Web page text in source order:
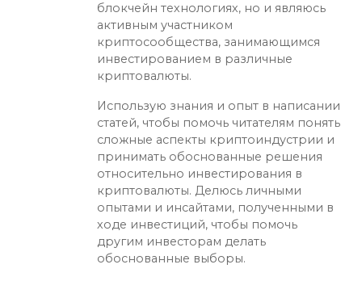
блокчейн технологиях, но и являюсь
активным участником
криптосообщества, занимающимся
инвестированием в различные
криптовалюты.
Использую знания и опыт в написании
статей, чтобы помочь читателям понять
сложные аспекты криптоиндустрии и
принимать обоснованные решения
относительно инвестирования в
криптовалюты. Делюсь личными
опытами и инсайтами, полученными в
ходе инвестиций, чтобы помочь
другим инвесторам делать
обоснованные выборы.